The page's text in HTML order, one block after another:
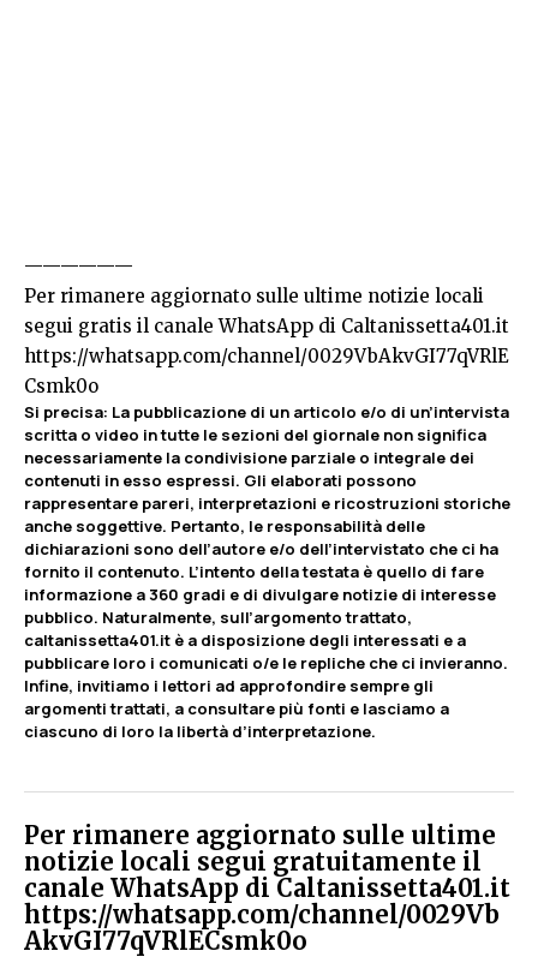
——————
Per rimanere aggiornato sulle ultime notizie locali
segui gratis il canale WhatsApp di Caltanissetta401.it
https://whatsapp.com/channel/0029VbAkvGI77qVRlE
Csmk0o
Si precisa: La pubblicazione di un articolo e/o di un’intervista
scritta o video in tutte le sezioni del giornale non significa
necessariamente la condivisione parziale o integrale dei
contenuti in esso espressi. Gli elaborati possono
rappresentare pareri, interpretazioni e ricostruzioni storiche
anche soggettive. Pertanto, le responsabilità delle
dichiarazioni sono dell’autore e/o dell’intervistato che ci ha
fornito il contenuto. L’intento della testata è quello di fare
informazione a 360 gradi e di divulgare notizie di interesse
pubblico. Naturalmente, sull’argomento trattato,
caltanissetta401.it è a disposizione degli interessati e a
pubblicare loro i comunicati o/e le repliche che ci invieranno.
Infine, invitiamo i lettori ad approfondire sempre gli
argomenti trattati, a consultare più fonti e lasciamo a
ciascuno di loro la libertà d’interpretazione.
Per rimanere aggiornato sulle ultime
notizie locali segui gratuitamente il
canale WhatsApp di Caltanissetta401.it
https://whatsapp.com/channel/0029Vb
AkvGI77qVRlECsmk0o